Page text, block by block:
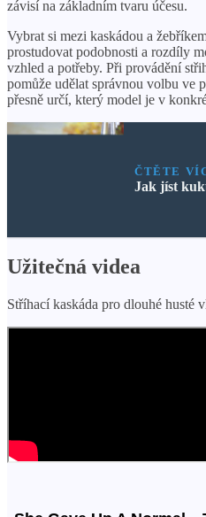
závisí na základním tvaru účesu.
Vybrat si mezi kaskádou a
prostudovat podobnosti a rozdíly
vzhled a potřeby. Při provádění
pomůže udělat správnou volbu ve
přesně určí, který model je v
ČTĚTE
Jak jíst
Užitečná videa
Stříhací kaskáda pro dlouhé husté